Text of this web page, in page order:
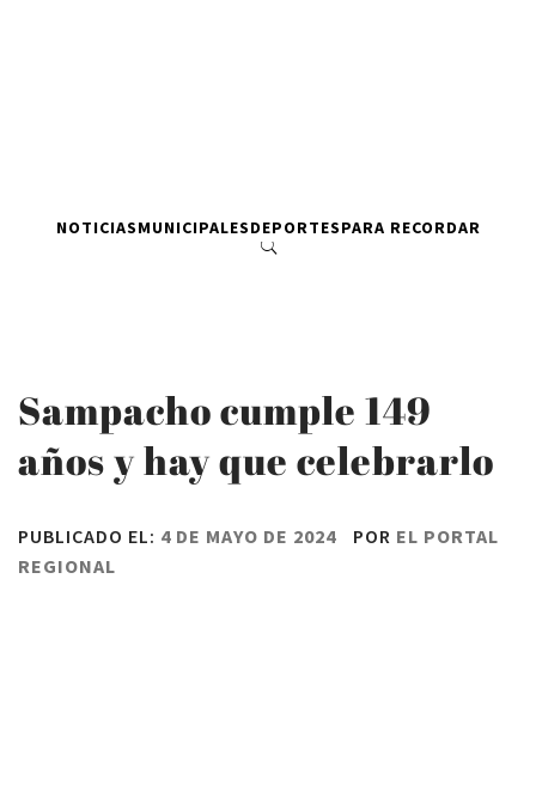
NOTICIASMUNICIPALESDEPORTESPARA RECORDAR
Sampacho cumple 149
años y hay que celebrarlo
PUBLICADO EL: 4 DE MAYO DE 2024 POR EL PORTAL
REGIONAL